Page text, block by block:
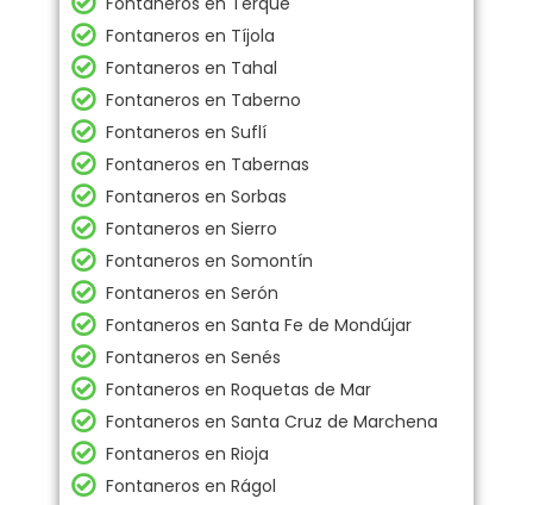
Fontaneros en Tíjola
Fontaneros en Tahal
Fontaneros en Taberno
Fontaneros en Suflí
Fontaneros en Tabernas
Fontaneros en Sorbas
Fontaneros en Sierro
Fontaneros en Somontín
Fontaneros en Serón
Fontaneros en Santa Fe de Mondújar
Fontaneros en Senés
Fontaneros en Roquetas de Mar
Fontaneros en Santa Cruz de Marchena
Fontaneros en Rioja
Fontaneros en Rágol